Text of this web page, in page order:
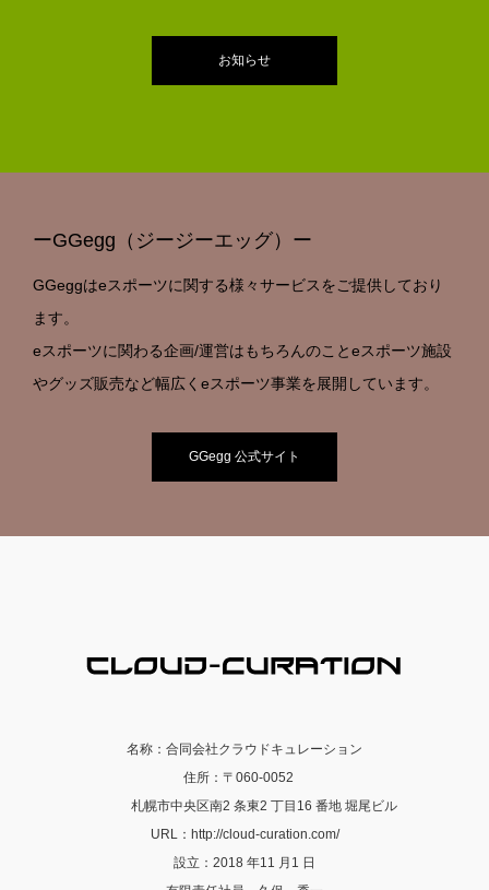
お知らせ
ーGGegg（ジージーエッグ）ー
GGeggはeスポーツに関する様々サービスをご提供しており
ます。
eスポーツに関わる企画/運営はもちろんのことeスポーツ施設
やグッズ販売など幅広くeスポーツ事業を展開しています。
GGegg 公式サイト
名称：合同会社クラウドキュレーション
住所：〒060-0052
札幌市中央区南2 条東2 丁目16 番地 堀尾ビル
URL：http://cloud-curation.com/
設立：2018 年11 月1 日